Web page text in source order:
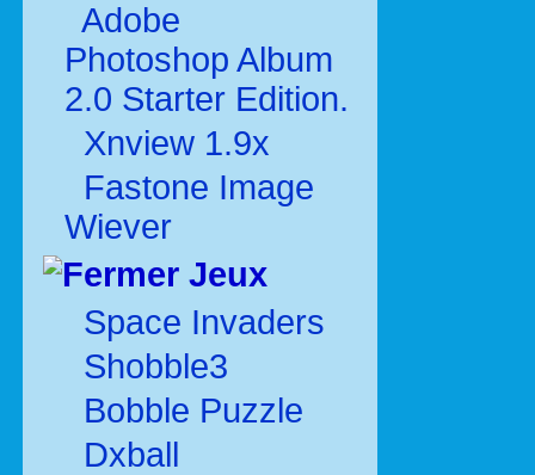
Adobe
Photoshop Album
2.0 Starter Edition.
Xnview 1.9x
Fastone Image
Wiever
Jeux
Space Invaders
Shobble3
Bobble Puzzle
Dxball